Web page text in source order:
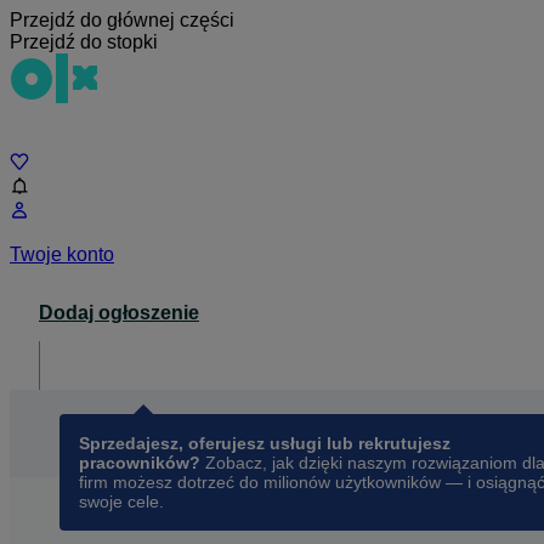
Przejdź do głównej części
Przejdź do stopki
Twoje konto
Dodaj ogłoszenie
Sprzedajesz, oferujesz usługi lub rekrutujesz
pracowników? Zobacz, jak dzięki naszym rozwiązaniom dla
firm możesz dotrzeć do milionów użytkowników — i osiągnąć
swoje cele.